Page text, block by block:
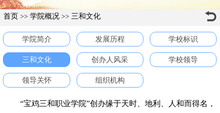
首页 >> 学院概况>> 三和文化
学院简介 发展历程 学校标识
三和文化 创办人风采 学校领导
领导关怀 组织机构
“宝鸡三和职业学院”创办缘于天时、地利、人和而得名，